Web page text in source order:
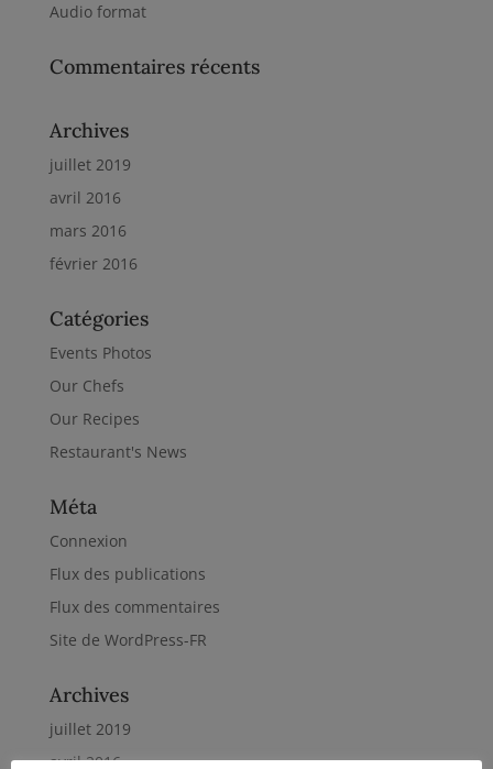
Audio format
Commentaires récents
Archives
juillet 2019
avril 2016
mars 2016
février 2016
Catégories
Events Photos
Our Chefs
Our Recipes
Restaurant's News
Méta
Connexion
Flux des publications
Flux des commentaires
Site de WordPress-FR
Archives
juillet 2019
avril 2016